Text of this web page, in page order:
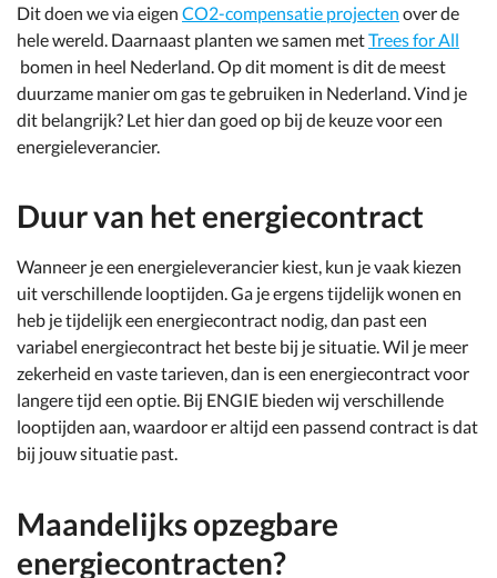
Dit doen we via eigen CO2-compensatie projecten over de
hele wereld. Daarnaast planten we samen metTrees for All
bomen in heel Nederland. Op dit moment is dit de meest
duurzame manier om gas te gebruiken in Nederland. Vind je
dit belangrijk? Let hier dan goed op bij de keuze voor een
energieleverancier.
Duur van het energiecontract
Wanneer je een energieleverancier kiest, kun je vaak kiezen
uit verschillende looptijden. Ga je ergens tijdelijk wonen en
heb je tijdelijk een energiecontract nodig, dan past een
variabel energiecontract het beste bij je situatie. Wil je meer
zekerheid en vaste tarieven, dan is een energiecontract voor
langere tijd een optie. Bij ENGIE bieden wij verschillende
looptijden aan, waardoor er altijd een passend contract is dat
bij jouw situatie past.
Maandelijks opzegbare
energiecontracten?